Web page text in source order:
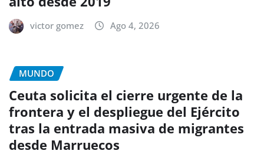
victor gomez Ago 4, 2026
MUNDO
Ceuta solicita el cierre urgente de la
frontera y el despliegue del Ejército
tras la entrada masiva de migrantes
desde Marruecos